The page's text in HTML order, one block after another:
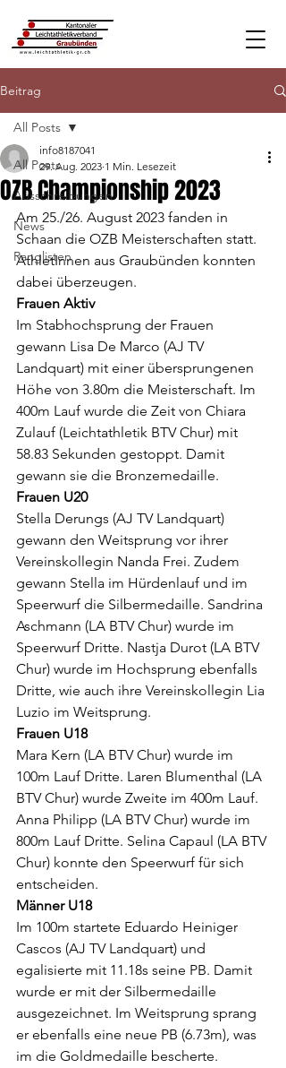
Beitrag
All Posts
Ausschreibungen
News
Ranglisten
All Posts
OZB Championship 2023
info8187041
29. Aug. 2023 1 Min. Lesezeit
Am 25./26. August 2023 fanden in
Schaan die OZB Meisterschaften statt.
AthletInnen aus Graubünden konnten
dabei überzeugen.
Frauen Aktiv
Im Stabhochsprung der Frauen
gewann Lisa De Marco (AJ TV
Landquart) mit einer übersprungenen
Höhe von 3.80m die Meisterschaft. Im
400m Lauf wurde die Zeit von Chiara
Zulauf (Leichtathletik BTV Chur) mit
58.83 Sekunden gestoppt. Damit
gewann sie die Bronzemedaille.
Frauen U20
Stella Derungs (AJ TV Landquart)
gewann den Weitsprung vor ihrer
Vereinskollegin Nanda Frei. Zudem
gewann Stella im Hürdenlauf und im
Speerwurf die Silbermedaille. Sandrina
Aschmann (LA BTV Chur) wurde im
Speerwurf Dritte. Nastja Durot (LA BTV
Chur) wurde im Hochsprung ebenfalls
Dritte, wie auch ihre Vereinskollegin Lia
Luzio im Weitsprung.
Frauen U18
Mara Kern (LA BTV Chur) wurde im
100m Lauf Dritte. Laren Blumenthal (LA
BTV Chur) wurde Zweite im 400m Lauf.
Anna Philipp (LA BTV Chur) wurde im
800m Lauf Dritte. Selina Capaul (LA BTV
Chur) konnte den Speerwurf für sich
entscheiden.
Männer U18
Im 100m startete Eduardo Heiniger
Cascos (AJ TV Landquart) und
egalisierte mit 11.18s seine PB. Damit
wurde er mit der Silbermedaille
ausgezeichnet. Im Weitsprung sprang
er ebenfalls eine neue PB (6.73m), was
im die Goldmedaille bescherte.